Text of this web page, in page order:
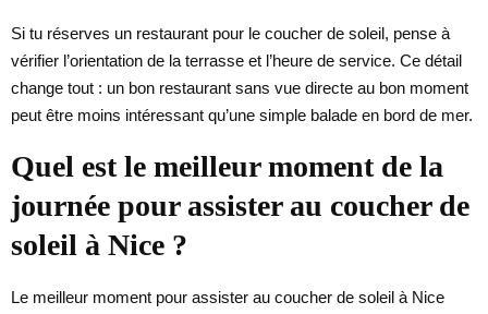
Si tu réserves un restaurant pour le coucher de soleil, pense à
vérifier l’orientation de la terrasse et l’heure de service. Ce détail
change tout : un bon restaurant sans vue directe au bon moment
peut être moins intéressant qu’une simple balade en bord de mer.
Quel est le meilleur moment de la
journée pour assister au coucher de
soleil à Nice ?
Le meilleur moment pour assister au coucher de soleil à Nice